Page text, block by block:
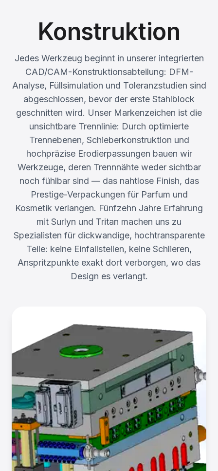
Konstruktion
Jedes Werkzeug beginnt in unserer integrierten
CAD/CAM-Konstruktionsabteilung: DFM-
Analyse, Füllsimulation und Toleranzstudien sind
abgeschlossen, bevor der erste Stahlblock
geschnitten wird. Unser Markenzeichen ist die
unsichtbare Trennlinie: Durch optimierte
Trennebenen, Schieberkonstruktion und
hochpräzise Erodierpassungen bauen wir
Werkzeuge, deren Trennnähte weder sichtbar
noch fühlbar sind — das nahtlose Finish, das
Prestige-Verpackungen für Parfum und
Kosmetik verlangen. Fünfzehn Jahre Erfahrung
mit Surlyn und Tritan machen uns zu
Spezialisten für dickwandige, hochtransparente
Teile: keine Einfallstellen, keine Schlieren,
Anspritzpunkte exakt dort verborgen, wo das
Design es verlangt.